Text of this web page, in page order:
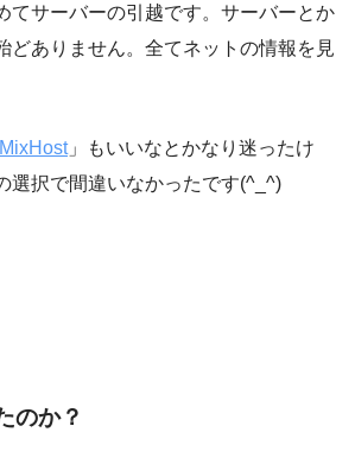
てサーバーの引越です。サーバーとか
どありません。全てネットの情報を見
MixHost」もいいなとかなり迷ったけ
選択で間違いなかったです(^_^)
のか？